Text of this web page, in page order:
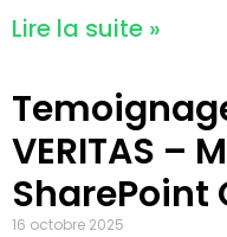
Lire la suite »
VERITAS –
SharePoint
16 octobre 2025